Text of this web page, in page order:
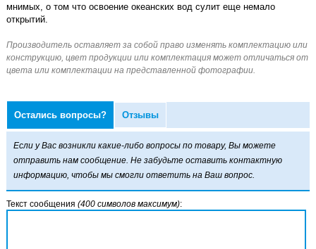
мнимых, о том что освоение океанских вод сулит еще немало
открытий.
Остались вопросы? Отзывы
Если у Вас возникли какие-либо вопросы по товару, Вы можете
отправить нам сообщение. Не забудьте оставить контактную
информацию, чтобы мы смогли ответить на Ваш вопрос.
Текст сообщения (400 символов максимум):